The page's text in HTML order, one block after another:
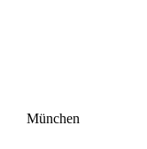
München